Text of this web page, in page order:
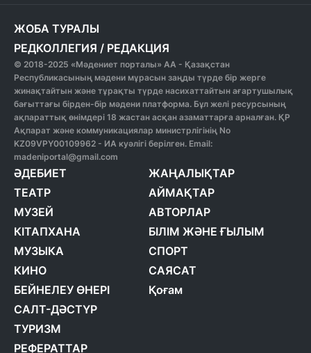
ЖОБА ТУРАЛЫ
РЕДКОЛЛЕГИЯ / РЕДАКЦИЯ
© 2018-2025 «Мәдениет порталы» АА - Қазақстан
Республикасының мәдени мұрасын заңды түрде бір жерге
жинақтайтын және тұрақты түрде насихаттайтын ағартушылық
бағыттағы бірден-бір мәдени платформа. Бұл желі ресурсының
ақпараттық өнімдері 18 жастан асқан азаматтарға арналған. ҚР
Ақпарат және коммуникациялар министрлігінің No
KZ09VPY00109962 - ИА куәлігі берілген. Email:
madeniportal@gmail.com
ӘДЕБИЕТ
ТЕАТР
МУЗЕЙ
КІТАПХАНА
МУЗЫКА
КИНО
БЕЙНЕЛЕУ ӨНЕРІ
САЛТ-ДӘСТҮР
ТУРИЗМ
РЕФЕРАТТАР
ЖАҢАЛЫҚТАР
АЙМАҚТАР
АВТОРЛАР
БІЛІМ ЖӘНЕ ҒЫЛЫМ
СПОРТ
САЯСАТ
Қоғам